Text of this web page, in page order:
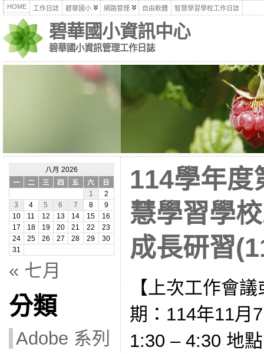
HOME 工作日誌 碧華國小 網路管理 自由軟體 智慧學習學校工作日誌
碧華國小資訊中心
碧華國小資訊管理工作日誌
八月 2026
一
二 三 四 五 六
日
1
2
3
4 5 6 7 8
9
10
11 12 13 14 15
16
17
18 19 20 21 22
23
24
25 26 27 28 29
30
31
« 七月
分類
Adobe 系列
114學年度
慧學習學
成長研習
【上次工作會
期：114年11月
1:30 – 4:30 地